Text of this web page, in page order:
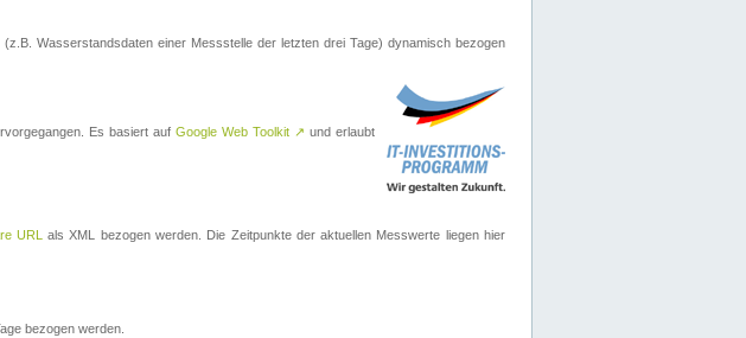
Wasserstandsdaten einer Messstelle der letzten drei Tage) dynamisch bezogen
Es basiert auf Google Web Toolkit ↗ und erlaubt
URL
als XML bezogen werden. Die Zeitpunkte der aktuellen Messwerte liegen hier
bezogen werden.